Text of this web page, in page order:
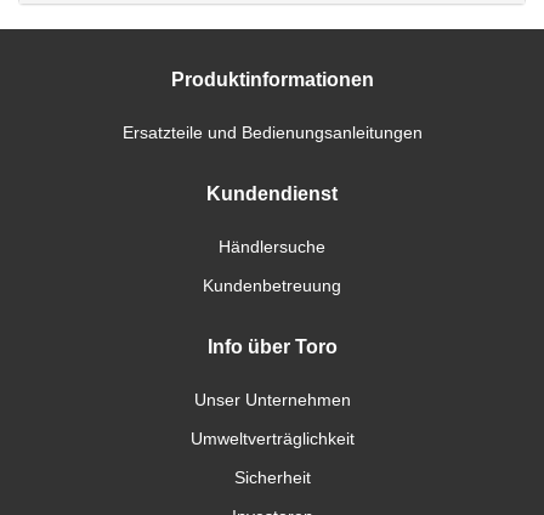
Produktinformationen
Ersatzteile und Bedienungsanleitungen
Kundendienst
Händlersuche
Kundenbetreuung
Info über Toro
Unser Unternehmen
Umweltverträglichkeit
Sicherheit